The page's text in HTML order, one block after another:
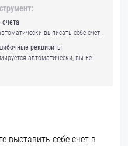
выписать себе счет.
реквизиты
автоматически, вы не
выставить себе счет в